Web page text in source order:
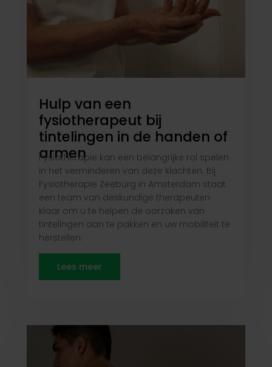
Hulp van een
fysiotherapeut bij
tintelingen in de handen of
armen
Fysiotherapie kan een belangrijke rol spelen
in het verminderen van deze klachten. Bij
Fysiotherapie Zeeburg in Amsterdam staat
een team van deskundige therapeuten
klaar om u te helpen de oorzaken van
tintelingen aan te pakken en uw mobiliteit te
herstellen.
Lees meer